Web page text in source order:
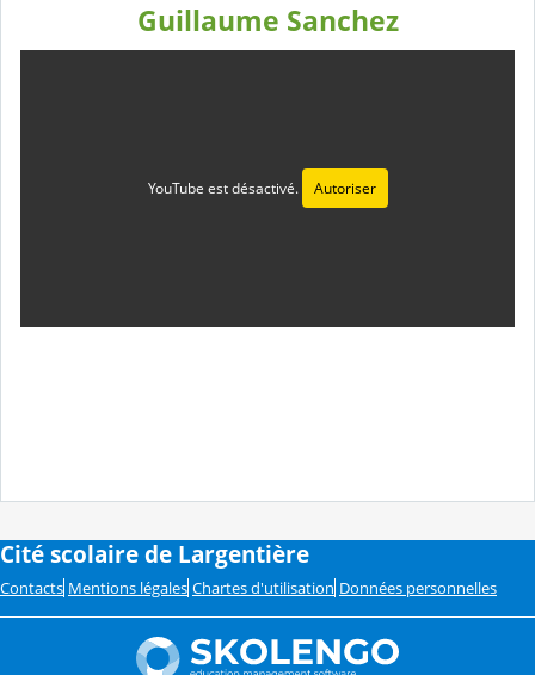
Guillaume Sanchez
YouTube est désactivé. Autoriser
Cité scolaire de Largentière
Contacts Mentions légales Chartes d'utilisation Données personnelles